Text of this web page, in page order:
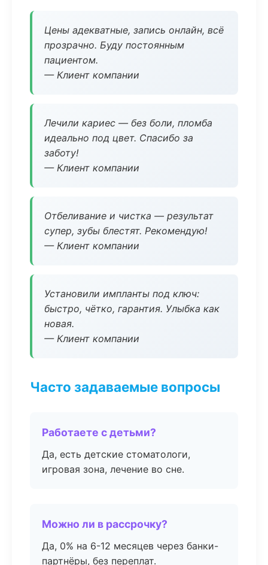
Цены адекватные, запись онлайн, всё
прозрачно. Буду постоянным
пациентом.
— Клиент компании
Лечили кариес — без боли, пломба
идеально под цвет. Спасибо за
заботу!
— Клиент компании
Отбеливание и чистка — результат
супер, зубы блестят. Рекомендую!
— Клиент компании
Установили импланты под ключ:
быстро, чётко, гарантия. Улыбка как
новая.
— Клиент компании
Часто задаваемые вопросы
Работаете с детьми?
Да, есть детские стоматологи,
игровая зона, лечение во сне.
Можно ли в рассрочку?
Да, 0% на 6-12 месяцев через банки-
партнёры, без переплат.